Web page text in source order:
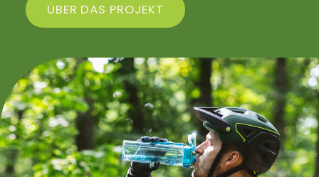
ÜBER DAS PROJEKT